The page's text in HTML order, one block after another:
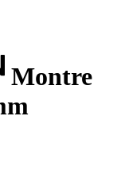
Montre